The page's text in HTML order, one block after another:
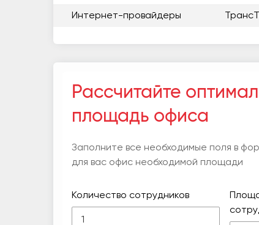
Интернет-провайдеры
Рассчитайте
площадь офиса
Заполните все необходимые поля в
для вас офис необходимой площади
Количество сотрудников